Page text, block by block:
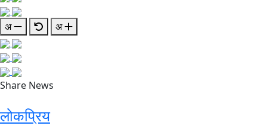
अ अ
Share News
लोकप्रिय